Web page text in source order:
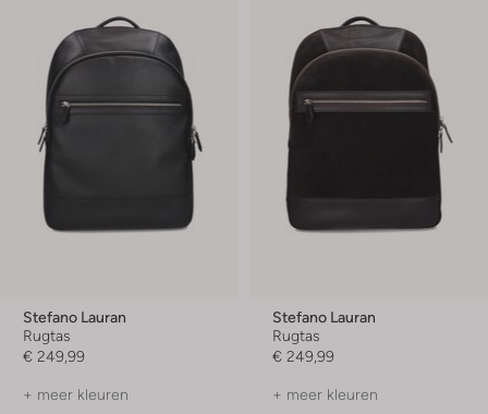
Stefano Lauran
Rugtas
€ 249,99
+ meer kleuren
Stefano Lauran
Rugtas
€ 249,99
+ meer kleuren